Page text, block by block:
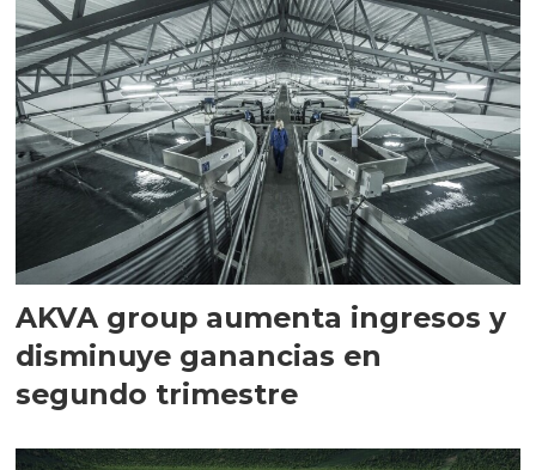
AKVA group aumenta ingresos y
disminuye ganancias en
segundo trimestre